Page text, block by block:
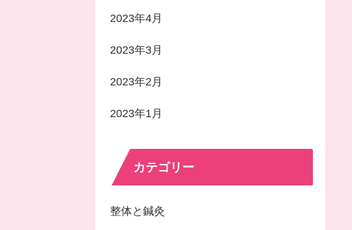
2023年4月
2023年3月
2023年2月
2023年1月
カテゴリー
整体と鍼灸